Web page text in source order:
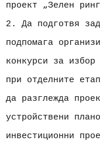
проект „Зелен
2. Да подготвя
подпомага
конкурси за избор
при отделните
да разглежда
устройствени
инвестиционни